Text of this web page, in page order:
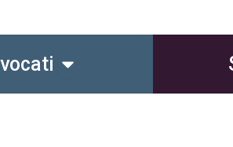
Open Servizi per